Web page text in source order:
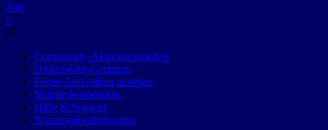
Top
×
@
Community-Aktivität ansehen
Diskussions-Gruppen
Foren-Aktivitäten ansehen
Mitgliederübersicht
Hilfe & Support
Nutzungsbedingungen